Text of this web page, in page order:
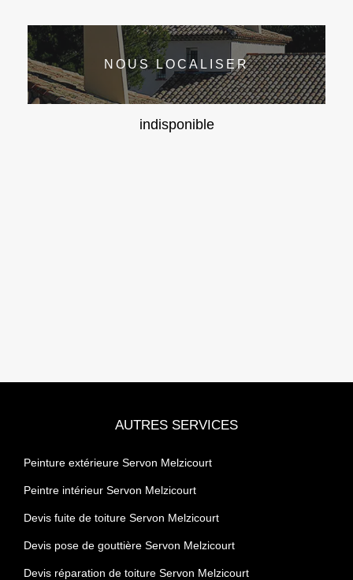
NOUS LOCALISER
indisponible
AUTRES SERVICES
Peinture extérieure Servon Melzicourt
Peintre intérieur Servon Melzicourt
Devis fuite de toiture Servon Melzicourt
Devis pose de gouttière Servon Melzicourt
Devis réparation de toiture Servon Melzicourt